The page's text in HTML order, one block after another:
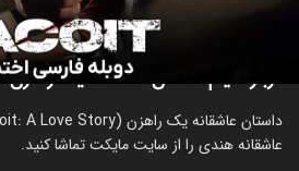
اکشن درام عاشقانه
درباره فیلم داستان عاشقانه یک راهزن
عاشقانه هندی را از سایت مایکت تماشا کنید.